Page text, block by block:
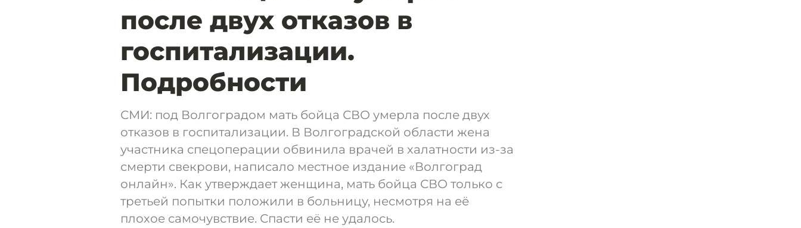
после двух отказов в
госпитализации.
Подробности
СМИ: под Волгоградом мать бойца СВО умерла после двух
отказов в госпитализации. В Волгоградской области жена
участника спецоперации обвинила врачей в халатности из-за
смерти свекрови, написало местное издание «Волгоград
онлайн». Как утверждает женщина, мать бойца СВО только с
третьей попытки положили в больницу, несмотря на её
плохое самочувствие. Спасти её не удалось.